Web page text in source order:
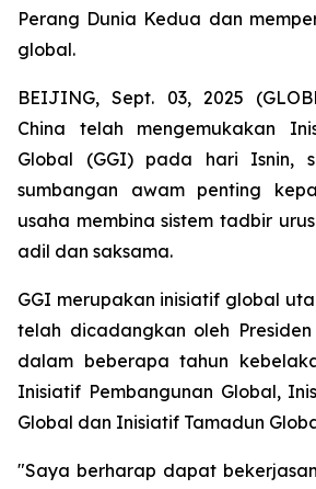
Perang Dunia Kedua dan
global.
BEIJING, Sept. 03, 2025
China telah mengemukakan
Global (GGI) pada hari Isnin,
sumbangan awam penting
usaha membina sistem tadbir
adil dan saksama.
GGI merupakan inisiatif global
telah dicadangkan oleh
dalam beberapa tahun
Inisiatif Pembangunan Global,
Global dan Inisiatif Tamadun
"Saya berharap dapat